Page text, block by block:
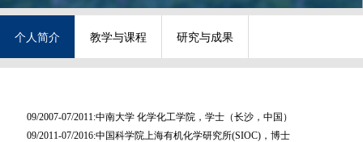
个人简介 教学与课程 研究与成果
09/2007-07/2011:中南大学 化学化工学院，学士（长沙，中国）
09/2011-07/2016:中国科学院上海有机化学研究所(SIOC)，博士